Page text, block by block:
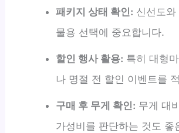
패키지 상태 확인: 신선도와
물용 선택에 중요합니다.
할인 행사 활용: 특히 대형
나 명절 전 할인 이벤트를
구매 후 무게 확인: 무게 대
가성비를 판단하는 것도 좋